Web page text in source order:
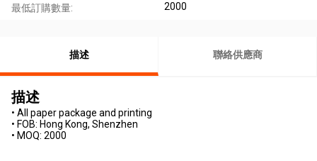
最低訂購數量: 2000
描述 聯絡供應商
描述
• All paper package and printing
• FOB: Hong Kong, Shenzhen
• MOQ: 2000